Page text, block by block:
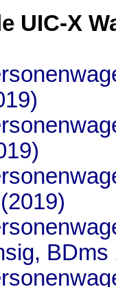
UIC-X
BDms